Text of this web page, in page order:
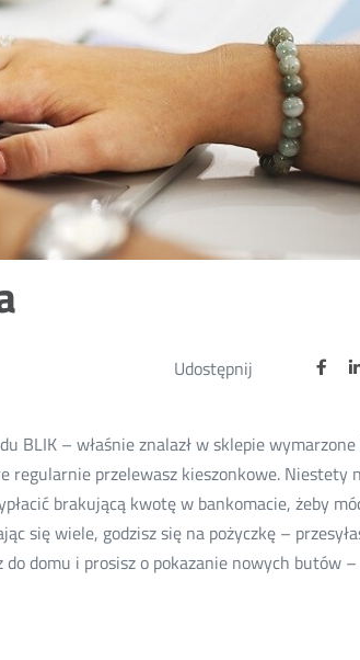
Udostępnij
Twitter
Nowa
BLIK – właśnie znalazł w sklepie
regularnie przelewasz kieszonkowe. Niestety
brakującą kwotę w bankomacie, żeby
się wiele, godzisz się na pożyczkę –
domu i prosisz o pokazanie nowych butów